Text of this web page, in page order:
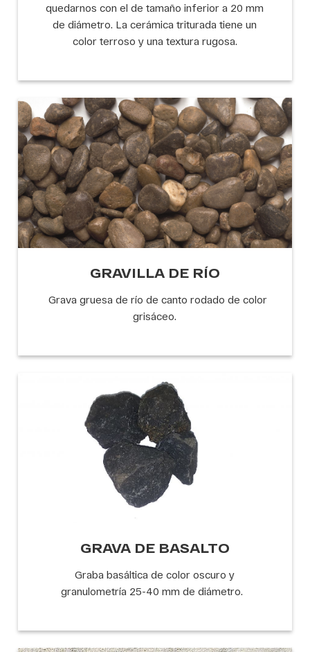
quedarnos con el de tamaño inferior a 20 mm
de diámetro. La cerámica triturada tiene un
color terroso y una textura rugosa.
GRAVILLA DE RÍO
Grava gruesa de río de canto rodado de color
grisáceo.
GRAVA DE BASALTO
Graba basáltica de color oscuro y
granulometría 25-40 mm de diámetro.